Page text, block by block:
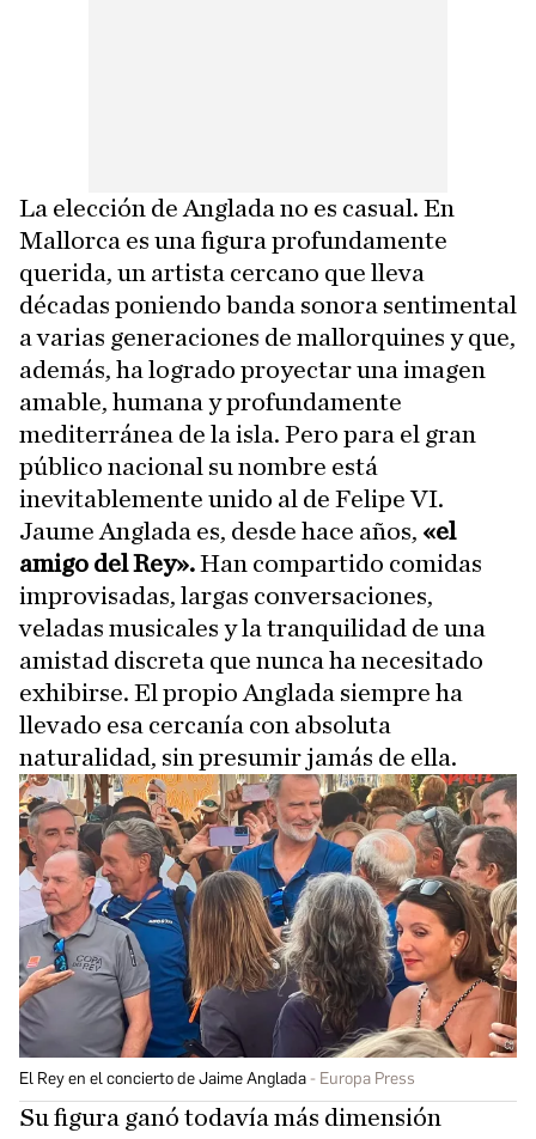
La elección de Anglada no es casual. En
Mallorca es una figura profundamente
querida, un artista cercano que lleva
décadas poniendo banda sonora sentimental
a varias generaciones de mallorquines y que,
además, ha logrado proyectar una imagen
amable, humana y profundamente
mediterránea de la isla. Pero para el gran
público nacional su nombre está
inevitablemente unido al de Felipe VI.
Jaume Anglada es, desde hace años, «el
amigo del Rey».Han compartido comidas
improvisadas, largas conversaciones,
veladas musicales y la tranquilidad de una
amistad discreta que nunca ha necesitado
exhibirse. El propio Anglada siempre ha
llevado esa cercanía con absoluta
naturalidad, sin presumir jamás de ella.
El Rey en el concierto de Jaime Anglada Europa Press
Su figura ganó todavía más dimensión